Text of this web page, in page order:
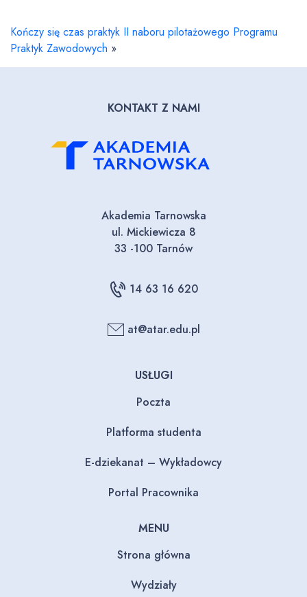
Kończy się czas praktyk II naboru pilotażowego Programu
Praktyk Zawodowych »
KONTAKT Z NAMI
Akademia Tarnowska
ul. Mickiewicza 8
33 -100 Tarnów
14 63 16 620
at@atar.edu.pl
USŁUGI
Poczta
Platforma studenta
E-dziekanat – Wykładowcy
Portal Pracownika
MENU
Strona główna
Wydziały